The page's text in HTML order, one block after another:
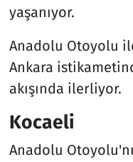
yaşanıyor.
Anadolu Otoyolu
Ankara
akışında ilerliyor.
Kocaeli
Anadolu